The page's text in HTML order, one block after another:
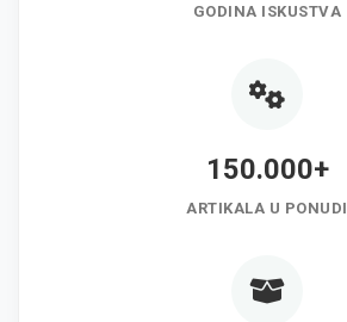
GODINA ISKUSTVA
150.000+
ARTIKALA U PONUDI